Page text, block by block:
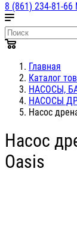
8 (861) 234-81-66
Главная
Каталог
НАСОСЫ,
НАСОСЫ
Насос
Насос
Oasis